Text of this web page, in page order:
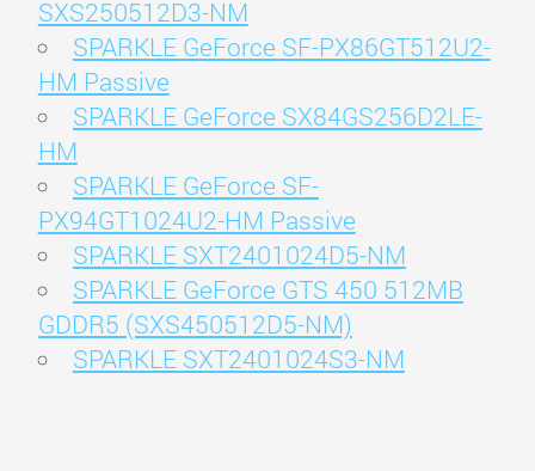
SXS250512D3-NM
SPARKLE GeForce SF-PX86GT512U2-
HM Passive
SPARKLE GeForce SX84GS256D2LE-
HM
SPARKLE GeForce SF-
PX94GT1024U2-HM Passive
SPARKLE SXT2401024D5-NM
SPARKLE GeForce GTS 450 512MB
GDDR5 (SXS450512D5-NM)
SPARKLE SXT2401024S3-NM